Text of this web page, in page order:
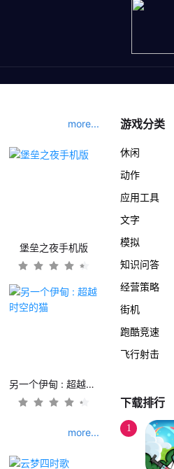
more...
堡垒之夜手机版
另一个伊甸 : 超越时空的猫
more...
游戏分类
休闲
动作
应用工具
文字
模拟
知识问答
经营策略
街机
跑酷竞速
飞行射击
下载排行
1